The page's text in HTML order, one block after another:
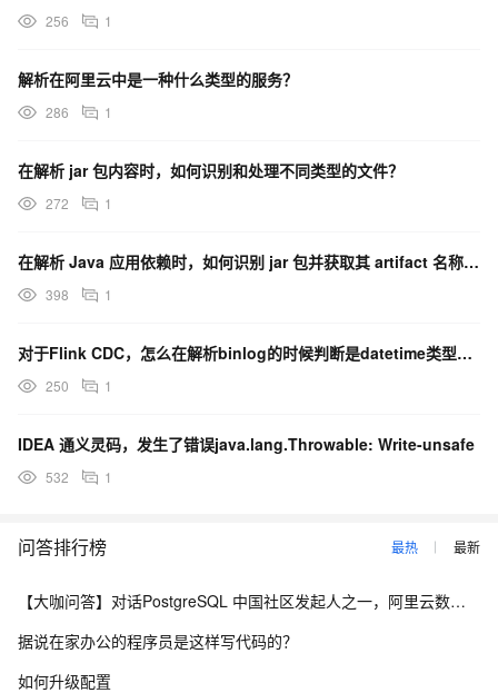
256 1
解析在阿里云中是一种什么类型的服务？
286 1
在解析 jar 包内容时，如何识别和处理不同类型的文件？
272 1
在解析 Java 应用依赖时，如何识别 jar 包并获取其 artifact 名称和版本？
398 1
对于Flink CDC，怎么在解析binlog的时候判断是datetime类型，然后减8小时给它？
250 1
IDEA 通义灵码，发生了错误java.lang.Throwable: Write-unsafe
532 1
问答排行榜 最热 最新
【大咖问答】对话PostgreSQL 中国社区发起人之一，阿里云数据库高级专家 德哥
据说在家办公的程序员是这样写代码的？
如何升级配置